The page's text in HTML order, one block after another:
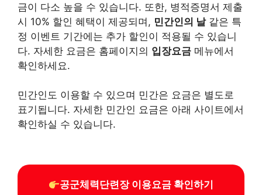
금이 다소 높을 수 있습니다. 또한, 병적증명서 제출
시 10% 할인 혜택이 제공되며, 민간인의 날같은 특
정 이벤트 기간에는 추가 할인이 적용될 수 있습니
다. 자세한 요금은 홈페이지의 입장요금 메뉴에서
확인하세요.
민간인도 이용할 수 있으며 민간은 요금은 별도로
표기됩니다. 자세한 민간인 요금은 아래 사이트에서
확인하실 수 있습니다.
공군체력단련장 이용요금 확인하기